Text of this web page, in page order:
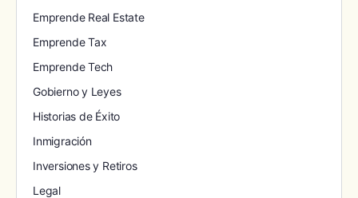
Emprende Real Estate
Emprende Tax
Emprende Tech
Gobierno y Leyes
Historias de Éxito
Inmigración
Inversiones y Retiros
Legal